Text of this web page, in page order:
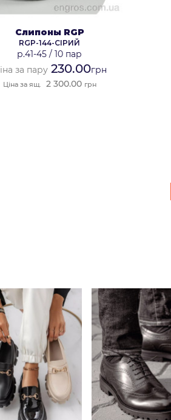
Слипоны RGP
RGP-144-СІРИЙ
р.41-45 /10 пар
за пару230.00грн
Ціна за ящ. 2 300.00 грн